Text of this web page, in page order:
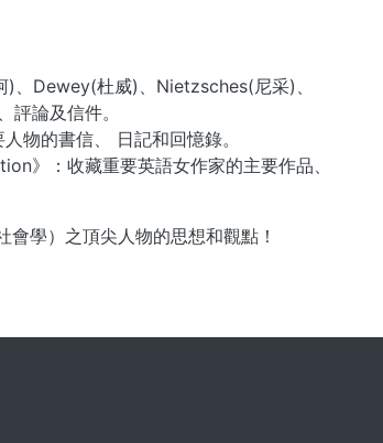
、Dewey(杜威)、Nietzsches(尼采)、
論及信件。
物的書信、 日記和回憶錄。
》：收藏重要英語女作家的主要作品、
學）之頂尖人物的思想和觀點！